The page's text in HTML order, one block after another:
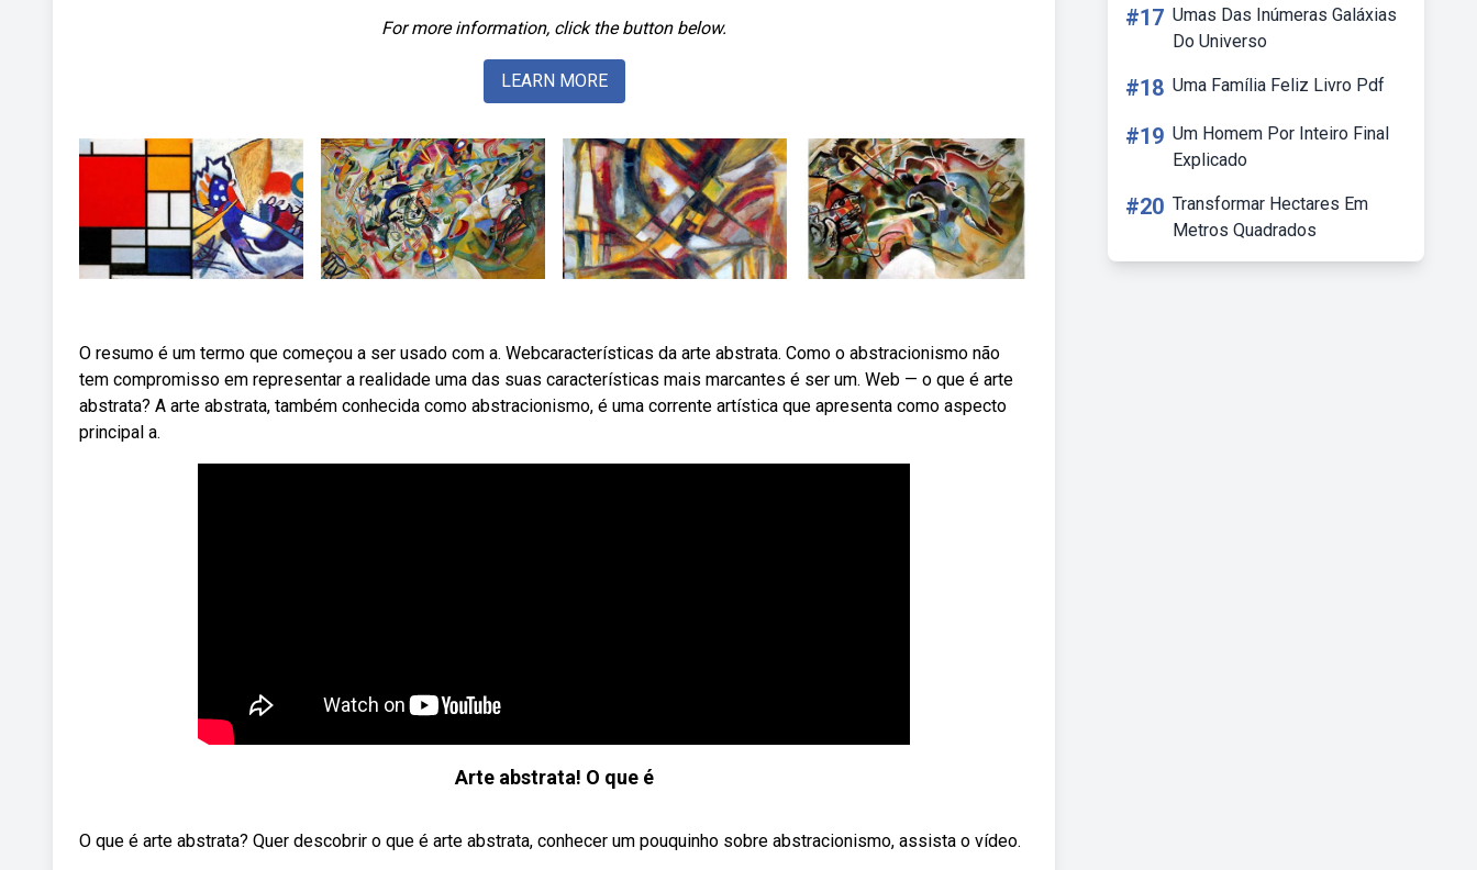
For more information, click the button below.
LEARN MORE
O resumo é um termo que começou a ser usado com a. Webcaracterísticas da arte abstrata. Como o abstracionismo não
tem compromisso em representar a realidade uma das suas características mais marcantes é ser um. Web — o que é arte
abstrata? A arte abstrata, também conhecida como abstracionismo, é uma corrente artística que apresenta como aspecto
principal a.
Arte abstrata! O que é
O que é arte abstrata? Quer descobrir o que é arte abstrata, conhecer um pouquinho sobre abstracionismo, assista o vídeo.
#17 Umas Das Inúmeras Galáxias
Do Universo
#18 Uma Família Feliz Livro Pdf
#19 Um Homem Por Inteiro Final
Explicado
#20 Transformar Hectares Em
Metros Quadrados